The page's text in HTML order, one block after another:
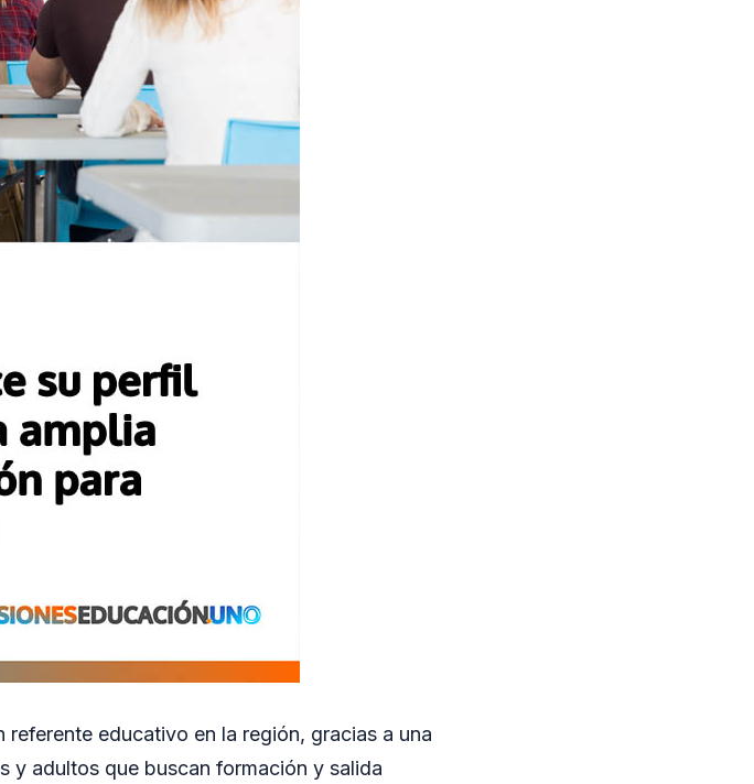
educativo en la región, gracias a una
y adultos que buscan formación y salida